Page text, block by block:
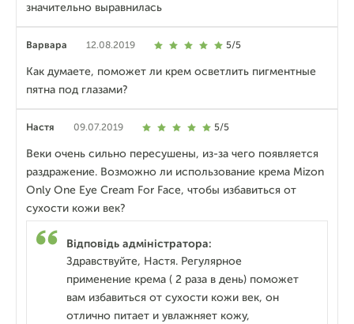
значительно выравнилась
Варвара 12.08.2019 5/5
Как думаете, поможет ли крем осветлить пигментные
пятна под глазами?
Настя 09.07.2019 5/5
Веки очень сильно пересушены, из-за чего появляется
раздражение. Возможно ли использование крема Mizon
Only One Eye Cream For Face, чтобы избавиться от
сухости кожи век?
Відповідь адміністратора:
Здравствуйте, Настя. Регулярное
применение крема ( 2 раза в день) поможет
вам избавиться от сухости кожи век, он
отлично питает и увлажняет кожу,